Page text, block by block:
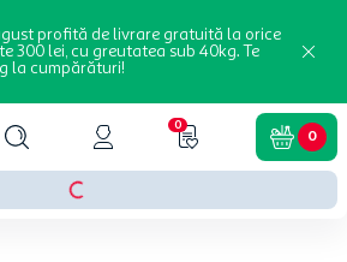
profită de livrare gratuită la orice
300 lei, cu greutatea sub 40kg. Te
la cumpărături!
0
0